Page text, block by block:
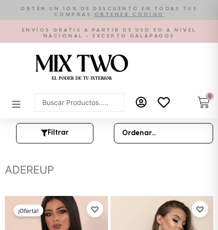
contenido
OBTÉN UN 10% DE DESCUENTO EN TODAS TUS
COMPRAS
OBTENER CÓDIGO
ENVÍOS GRATIS A PARTIR DE USD 50 A NIVEL
NACIONAL - EXCEPTO GALÁPAGOS
Search
...
0
Filtrar
ADEREUP
¡Oferta!
El
precio
original
era:
precio
actual
es: